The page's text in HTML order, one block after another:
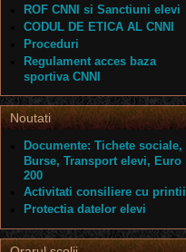
ROF CNNI si Sanctiuni elevi
CODUL DE ETICA AL CNNI
Proceduri
Regulament acces baza
sportiva CNNI
Noutati
Documente: Tichete sociale,
Burse, Transport elevi, Euro
200
Activitati consiliere cu printii
Protectia datelor elevi